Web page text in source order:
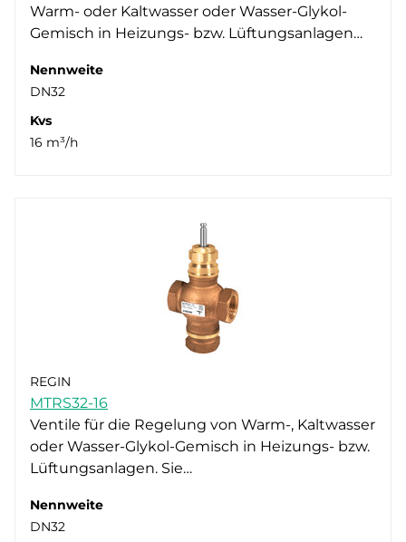
Warm- oder Kaltwasser oder Wasser-Glykol-
Gemisch in Heizungs- bzw. Lüftungsanlagen…
Nennweite
DN32
Kvs
16 m³/h
REGIN
MTRS32-16
Ventile für die Regelung von Warm-, Kaltwasser
oder Wasser-Glykol-Gemisch in Heizungs- bzw.
Lüftungsanlagen. Sie…
Nennweite
DN32